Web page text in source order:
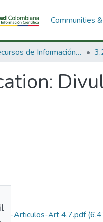
Communities
3. Recursos de Información Científica y Tecnológica
4-Articulos-Art 4.7.pdf